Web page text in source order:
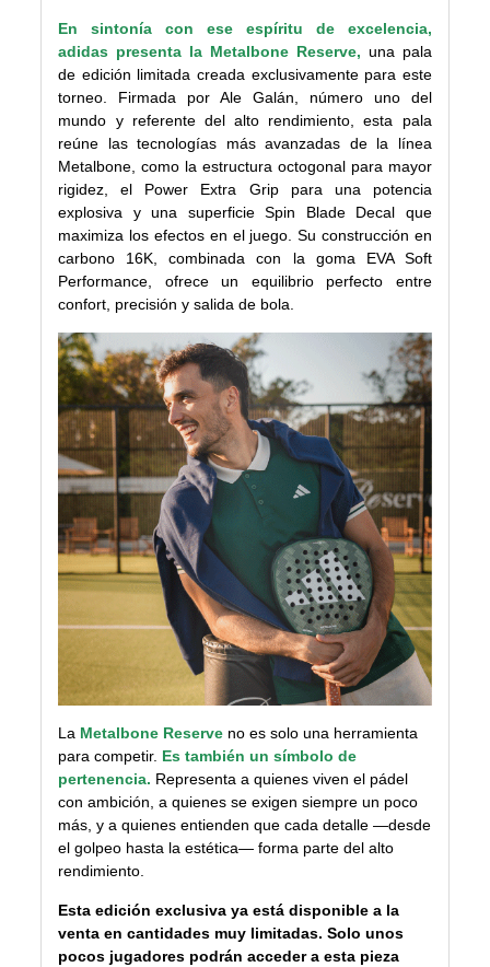
En sintonía con ese espíritu de excelencia,
adidas presenta la Metalbone Reserve, una pala
de edición limitada creada exclusivamente para este
torneo. Firmada por Ale Galán, número uno del
mundo y referente del alto rendimiento, esta pala
reúne las tecnologías más avanzadas de la línea
Metalbone, como la estructura octogonal para mayor
rigidez, el Power Extra Grip para una potencia
explosiva y una superficie Spin Blade Decal que
maximiza los efectos en el juego. Su construcción en
carbono 16K, combinada con la goma EVA Soft
Performance, ofrece un equilibrio perfecto entre
confort, precisión y salida de bola.
La Metalbone Reserve no es solo una herramienta
para competir. Es también un símbolo de
pertenencia. Representa a quienes viven el pádel
con ambición, a quienes se exigen siempre un poco
más, y a quienes entienden que cada detalle —desde
el golpeo hasta la estética— forma parte del alto
rendimiento.
Esta edición exclusiva ya está disponible a la
venta en cantidades muy limitadas. Solo unos
pocos jugadores podrán acceder a esta pieza